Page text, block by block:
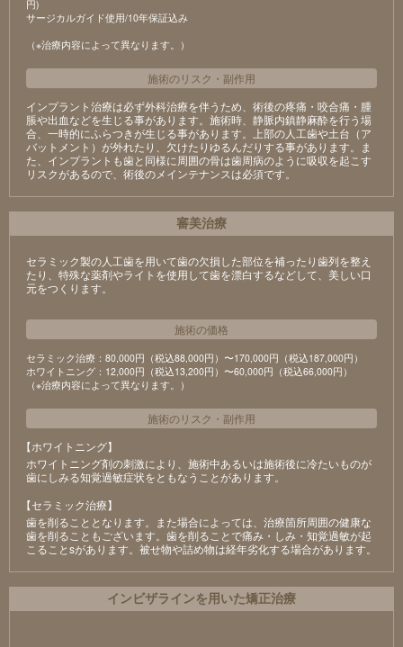
円)
サージカルガイド使用/10年保証込み
（※治療内容によって異なります。）
施術のリスク ・ 副作用
インプラント治療は必ず外科治療を伴うため、術後の疼痛・咬合痛・腫
脹や出血などを生じる事があります。施術時、静脈内鎮静麻酔を行う場
合、一時的にふらつきが生じる事があります。上部の人工歯や土台（ア
バットメント）が外れたり、欠けたりゆるんだりする事があります。ま
た、インプラントも歯と同様に周囲の骨は歯周病のように吸収を起こす
リスクがあるので、術後のメインテナンスは必須です。
審美治療
セラミック製の⼈⼯⻭を⽤いて⻭の⽋損した部位を補ったり⻭列を整え
たり、特殊な薬剤やライトを使⽤して⻭を漂⽩するなどして、美しい⼝
元をつくります。
施術の価格
セラミック治療：80,000円（税込88,000円）〜170,000円（税込187,000円）
ホワイトニング：12,000円（税込13,200円）〜60,000円（税込66,000円）
（※治療内容によって異なります。）
施術のリスク ・ 副作用
【ホワイトニング】
ホワイトニング剤の刺激により、施術中あるいは施術後に冷たいものが
⻭にしみる知覚過敏症状をともなうことがあります。
【セラミック治療】
⻭を削ることとなります。また場合によっては、治療箇所周囲の健康な
⻭を削ることもございます。⻭を削ることで痛み・しみ・知覚過敏が起
こることsがあります。被せ物や詰め物は経年劣化する場合があります。
インビザラインを用いた矯正治療